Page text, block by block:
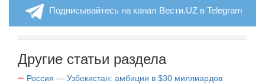
Подписывайтесь на канал Вести.UZ в Telegram
Другие статьи раздела
Россия — Узбекистан: амбиции в $30 миллиардов